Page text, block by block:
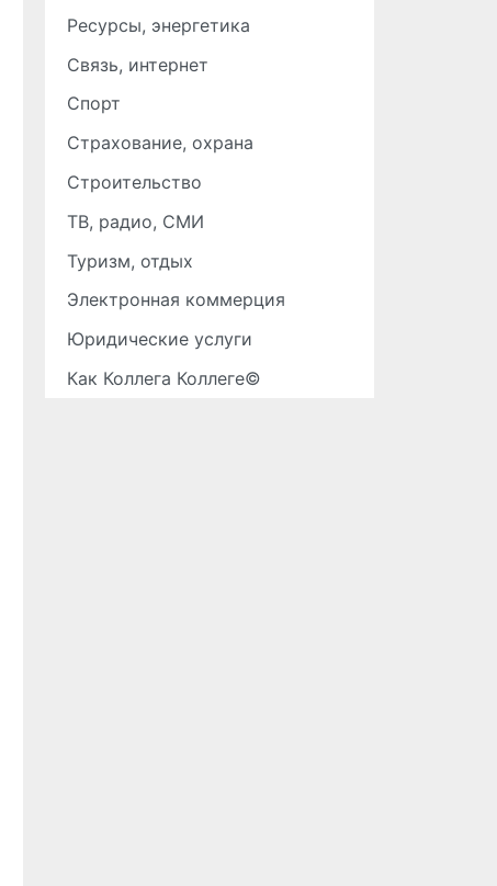
Ресурсы, энергетика
Связь, интернет
Спорт
Страхование, охрана
Строительство
ТВ, радио, СМИ
Туризм, отдых
Электронная коммерция
Юридические услуги
Как Коллега Коллеге©